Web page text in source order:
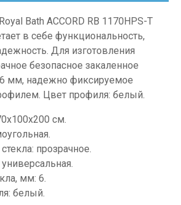
Bath ACCORD RB 1170HPS-Т
в себе функциональность,
Для изготовления
безопасное закаленное
мм, надежно фиксируемое
Цвет профиля: белый.
см.
прозрачное.
мм: 6.
белый.